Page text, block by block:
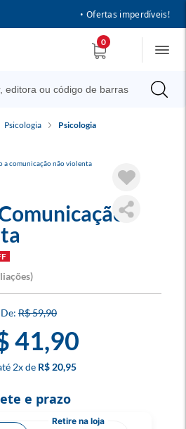
• Ofertas imperdíveis!
0
Psicologia Psicologia
R$ 59,90
41,90
2x R$ 20,95
e prazo